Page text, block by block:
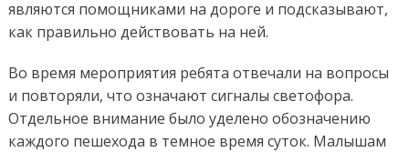
являются помощниками на дороге и подсказывают,
как правильно действовать на ней.
Во время мероприятия ребята отвечали на вопросы
и повторяли, что означают сигналы светофора.
Отдельное внимание было уделено обозначению
каждого пешехода в темное время суток. Малышам